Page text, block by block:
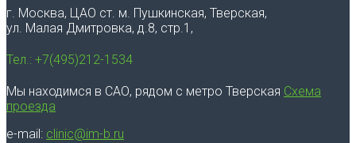
г. Москва, ЦАО ст. м. Пушкинская, Тверская,
ул. Малая Дмитровка, д.8, стр.1,
Тел.: +7(495)212-1534
Мы находимся в САО, рядом с метро Тверская Схема
проезда
e-mail: clinic@im-b.ru